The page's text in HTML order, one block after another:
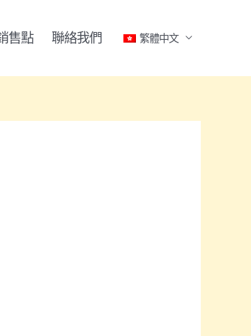
售點 聯絡我們 繁體中文